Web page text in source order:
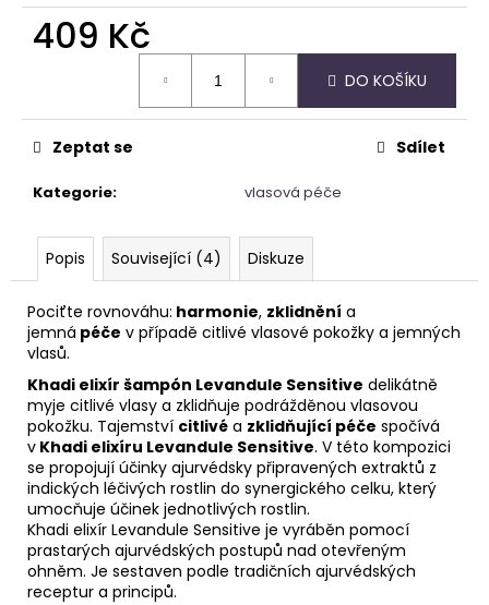
409 Kč
DO KOŠÍKU
Kategorie: vlasová péče
Zeptat se Sdílet
Popis Související (4) Diskuze
Pociťte rovnováhu: harmonie, zklidnění a
jemná péče v případě citlivé vlasové pokožky a jemných
vlasů.
Khadi elixír šampón Levandule Sensitive delikátně
myje citlivé vlasy a zklidňuje podrážděnou vlasovou
pokožku. Tajemství citlivé a zklidňující péče spočívá
v Khadi elixíru Levandule Sensitive. V této kompozici
se propojují účinky ajurvédsky připravených extraktů z
indických léčivých rostlin do synergického celku, který
umocňuje účinek jednotlivých rostlin.
Khadi elixír Levandule Sensitive je vyráběn pomocí
prastarých ajurvédských postupů nad otevřeným
ohněm. Je sestaven podle tradičních ajurvédských
receptur a principů.
PERLETI
245